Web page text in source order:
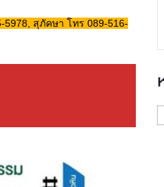
5978, สุภัคษา โทร 089-516-